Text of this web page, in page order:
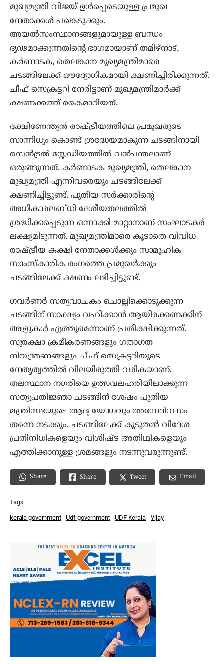
മുഖ്യമന്ത്രി വിജയ് ഉൾപ്പെടെയുള്ള പ്രമുഖ
നേതാക്കൾ പങ്കെടുക്കും.
അയൽസംസ്ഥാനങ്ങളുമായുള്ള ബന്ധം
ദൃഢമാക്കുന്നതിന്റെ ഭാഗമായാണ് തമിഴ്‌നാട്,
കർണാടക, തെലങ്കാന മുഖ്യമന്ത്രിമാരെ
ചടങ്ങിലേക്ക് ഔദ്യോഗികമായി ക്ഷണിച്ചിരിക്കുന്നത്.
ചീഫ് സെക്രട്ടറി നേരിട്ടാണ് മുഖ്യമന്ത്രിമാർക്ക്
ക്ഷണക്കത്ത് കൈമാറിയത്.
ദക്ഷിണേന്ത്യൻ രാഷ്ട്രീയത്തിലെ പ്രമുഖരുടെ
സാന്നിധ്യം കൊണ്ട് ശ്രദ്ധേയമാകുന്ന ചടങ്ങിനായി
സെൻട്രൽ സ്റ്റേഡിയത്തിൽ വൻപന്തലാണ്
ഒരുങ്ങുന്നത്. കർണാടക മുഖ്യമന്ത്രി, തെലങ്കാന
മുഖ്യമന്ത്രി എന്നിവരെയും ചടങ്ങിലേക്ക്
ക്ഷണിച്ചിട്ടുണ്ട്. പുതിയ സർക്കാരിന്റെ
അധികാരലബ്ധി ദേശീയതലത്തിൽ
ശ്രദ്ധിക്കപ്പെടുന്ന ഒന്നാക്കി മാറ്റാനാണ് സംഘാടകർ
ലക്ഷ്യമിടുന്നത്. മുഖ്യമന്ത്രിമാരെ കൂടാതെ വിവിധ
രാഷ്ട്രീയ കക്ഷി നേതാക്കൾക്കും സാമൂഹിക
സാംസ്‌കാരിക രംഗത്തെ പ്രമുഖർക്കും
ചടങ്ങിലേക്ക് ക്ഷണം ലഭിച്ചിട്ടുണ്ട്.
ഗവർണർ സത്യവാചകം ചൊല്ലിക്കൊടുക്കുന്ന
ചടങ്ങിന് സാക്ഷ്യം വഹിക്കാൻ ആയിരക്കണക്കിന്
ആളുകൾ എത്തുമെന്നാണ് പ്രതീക്ഷിക്കുന്നത്.
സുരക്ഷാ ക്രമീകരണങ്ങളും ഗതാഗത
നിയന്ത്രണങ്ങളും ചീഫ് സെക്രട്ടറിയുടെ
നേതൃത്വത്തിൽ വിലയിരുത്തി വരികയാണ്.
തലസ്ഥാന നഗരിയെ ഉത്സവലഹരിയിലാക്കുന്ന
സത്യപ്രതിജ്ഞാ ചടങ്ങിന് ശേഷം പുതിയ
മന്ത്രിസഭയുടെ ആദ്യ യോഗവും അന്നേദിവസം
തന്നെ നടക്കും. ചടങ്ങിലേക്ക് കൂടുതൽ വിദേശ
പ്രതിനിധികളെയും വിശിഷ്ട അതിഥികളെയും
എത്തിക്കാനുള്ള ശ്രമങ്ങളും നടന്നുവരുന്നുണ്ട്.
Share Share Tweet Email
Tags
kerala government Udf government UDF Kerala Vijay